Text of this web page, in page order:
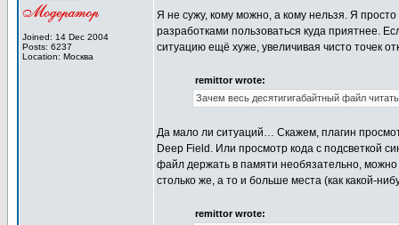
Joined: 14 Dec 2004
Posts: 6237
Location: Москва
Я не сужу, кому можно, а кому нельзя. Я
разработками пользоваться куда приятнее.
ситуацию ещё хуже, увеличивая чисто точек
remittor wrote:
Зачем весь десятигигабайтный файл
Да мало ли ситуаций… Скажем, плагин
Deep Field. Или просмотр кода с подсветкой
файл держать в памяти необязательно,
столько же, а то и больше места (как какой-
remittor wrote: